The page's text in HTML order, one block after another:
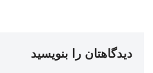
دیدگاهتان را بنویسید